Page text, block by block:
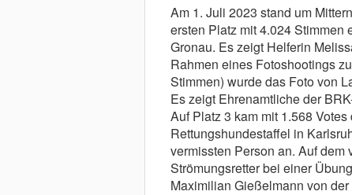
Am 1. Juli 2023 stand um
ersten Platz mit 4.024 Stimmen
Gronau. Es zeigt Helferin
Rahmen eines Fotoshootings
Stimmen) wurde das Foto von
Es zeigt Ehrenamtliche der
Auf Platz 3 kam mit 1.568
Rettungshundestaffel in
vermissten Person an. Auf dem
Strömungsretter bei einer
Maximilian Gießelmann von